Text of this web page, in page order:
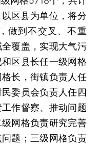
区县为单位，将分
做到不交叉、不重
覆盖，实现大气污
区县长任一级网格
长，街镇负责人任
委员会负责人任四
作督察、推动问题
网格负责研究完善
题；三级网格负责